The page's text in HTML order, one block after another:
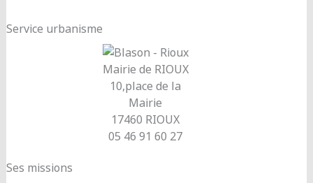
Service urbanisme
Mairie de RIOUX
10,place de la
Mairie
17460 RIOUX
05 46 91 60 27
Ses missions